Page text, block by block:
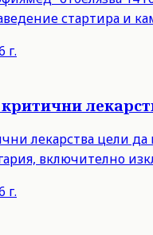
стартира и
г.
лекарства цели
включително
г.